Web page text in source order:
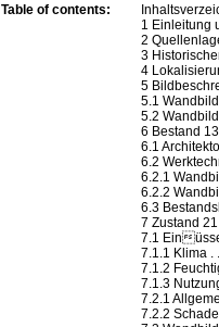
Table of contents:
1 Einleitung
2
3
4
5
5.1 Wandbild
5.2 Wandbild
6 Bestand 13
6.1
6.2
6.2.1
6.2.2
6.3
7 Zustand 21
7.1 Einüsse
7.1.1 Klima .
7.1.2
7.1.3
7.2.1
7.2.2